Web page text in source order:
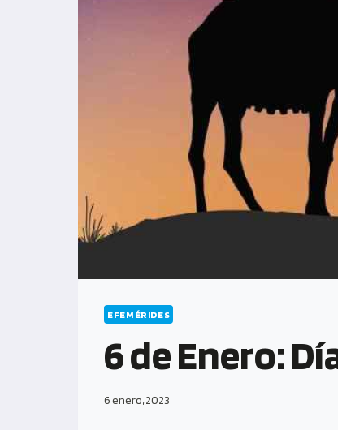
EFEMÉRIDES
6 de Enero:
6 enero, 2023